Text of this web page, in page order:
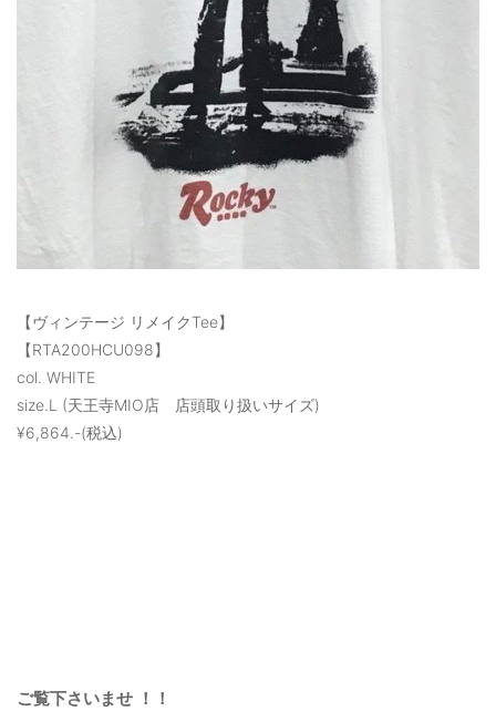
【ヴィンテージ リメイクTee】
【RTA200HCU098】
col. WHITE
size.L (天王寺MIO店 店頭取り扱いサイズ)
¥6,864.-(税込)
ご覧下さいませ ！！